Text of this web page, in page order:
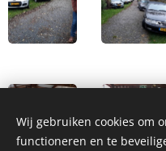
Wij gebruiken cookies om
functioneren en te